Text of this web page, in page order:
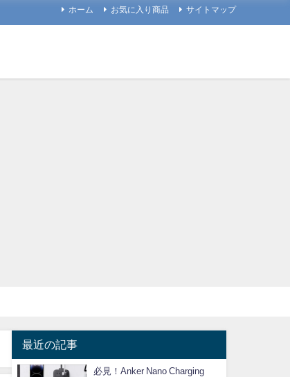
ホーム お気に入り商品 サイトマップ
最近の記事
必見！Anker Nano Charging